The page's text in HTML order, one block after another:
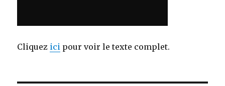
Cliquez ici pour voir le texte complet.